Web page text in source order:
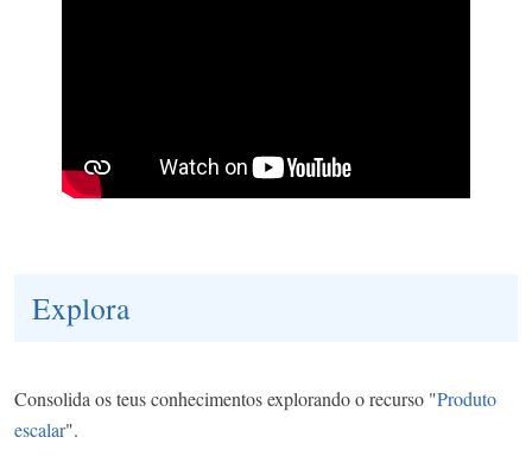
Explora
Consolida os teus conhecimentos explorando o recurso "Produto
escalar".